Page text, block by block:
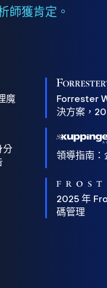
師獲肯定。
魔
Forrester
決方案，
分
領導指南
2025 年
碼管理